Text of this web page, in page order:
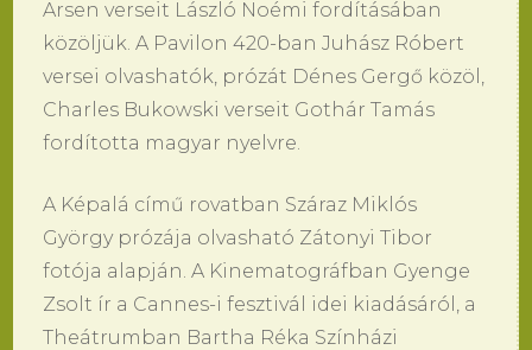
Arsen verseit László Noémi fordításában
közöljük. A Pavilon 420-ban Juhász Róbert
versei olvashatók, prózát Dénes Gergő közöl,
Charles Bukowski verseit Gothár Tamás
fordította magyar nyelvre.
A Képalá című rovatban Száraz Miklós
György prózája olvasható Zátonyi Tibor
fotója alapján. A Kinematográfban Gyenge
Zsolt ír a Cannes-i fesztivál idei kiadásáról, a
Theátrumban Bartha Réka Színházi